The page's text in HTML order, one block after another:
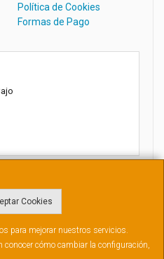
Cookies
para mejorar nuestros servicios.
conocer cómo cambiar la configuración,
Política de Cookies
Formas de Pago